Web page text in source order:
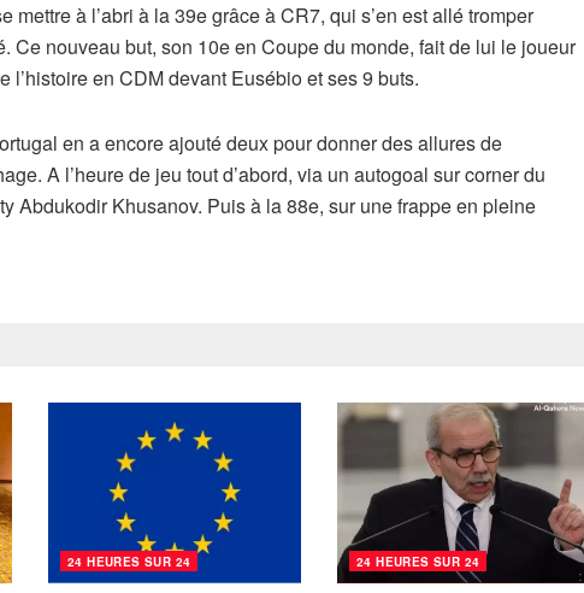
mettre à l’abri à la 39e grâce à CR7, qui s’en est allé tromper
Ce nouveau but, son 10e en Coupe du monde, fait de lui le joueur
l’histoire en CDM devant Eusébio et ses 9 buts.
en a encore ajouté deux pour donner des allures de
A l’heure de jeu tout d’abord, via un autogoal sur corner du
Abdukodir Khusanov. Puis à la 88e, sur une frappe en pleine
24 HEURES SUR 24 24 HEURES SUR 24